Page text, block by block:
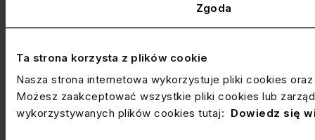
Zgoda
Ta strona korzysta z plików cookie
Nasza strona internetowa wykorzystuje pliki cookies
Możesz zaakceptować wszystkie pliki cookies lub
wykorzystywanych plików cookies tutaj: Dowiedz się